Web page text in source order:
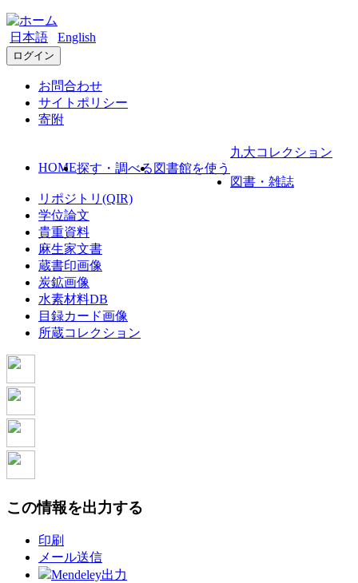
日本語 English
ログイン
お問合わせ
サイトポリシー
寄附
HOME探す・調べる 図書館を使う
九大コレクション
図書・雑誌
リポジトリ(QIR)
学位論文
貴重資料
麻生家文書
蔵書印画像
炭鉱画像
水素材料DB
目録カード画像
所蔵コレクション
この情報を出力する
印刷
メール送信
Mendeley出力